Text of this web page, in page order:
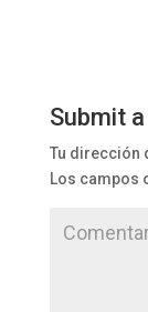
Submit
Tu dirección
Los campos